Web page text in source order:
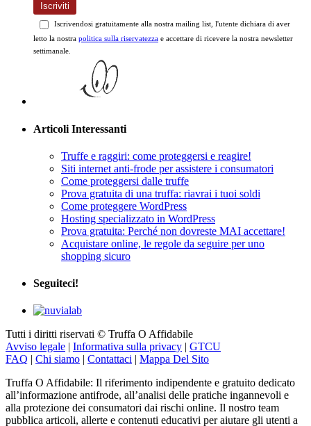
Iscriviti
Iscrivendosi gratuitamente alla nostra mailing list, l'utente dichiara di aver
letto la nostra politica sulla riservatezza e accettare di ricevere la nostra newsletter
settimanale.
Articoli Interessanti
Truffe e raggiri: come proteggersi e reagire!
Siti internet anti-frode per assistere i consumatori
Come proteggersi dalle truffe
Prova gratuita di una truffa: riavrai i tuoi soldi
Come proteggere WordPress
Hosting specializzato in WordPress
Prova gratuita: Perché non dovreste MAI accettare!
Acquistare online, le regole da seguire per uno
shopping sicuro
Seguiteci!
Tutti i diritti riservati © Truffa O Affidabile
Avviso legale
Informativa sulla privacy
GTCU
FAQ
Chi siamo Contattaci
Mappa Del Sito
Truffa O Affidabile: Il riferimento indipendente e gratuito dedicato
all’informazione antifrode, all’analisi delle pratiche ingannevoli e
alla protezione dei consumatori dai rischi online. Il nostro team
pubblica articoli, allerte e contenuti educativi per aiutare gli utenti a